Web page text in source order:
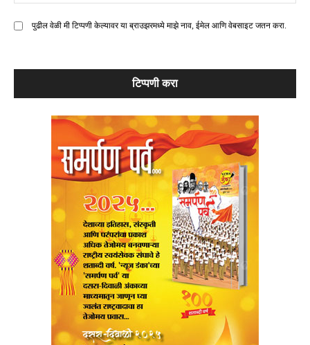
पुढील वेळी मी टिप्पणी केल्यावर या ब्राउझरमध्ये माझे नाव, ईमेल आणि वेबसाइट जतन करा.